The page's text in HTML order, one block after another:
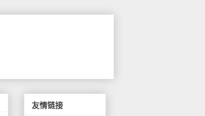
友情链接